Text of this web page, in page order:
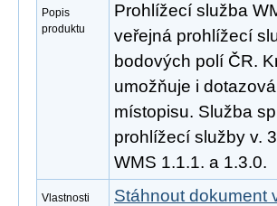
Popis
produktu
Prohlížecí služba
veřejná prohlížecí
bodových polí ČR.
umožňuje i
místopisu. Služba
prohlížecí služby v.
WMS 1.1.1. a 1.3.0.
Vlastnosti
Stáhnout dokument